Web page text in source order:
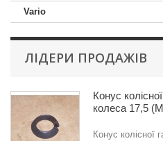
Vario
ЛІДЕРИ ПРОДАЖІВ
Конус
колеса 17,5
Конус колісної